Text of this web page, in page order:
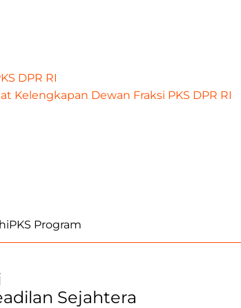
DPR RI
Kelengkapan Dewan Fraksi PKS DPR RI
Program
Sejahtera